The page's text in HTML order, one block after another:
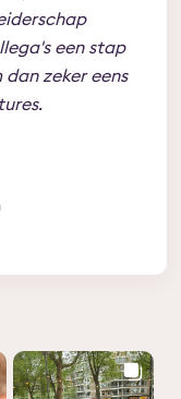
een stap
zeker eens